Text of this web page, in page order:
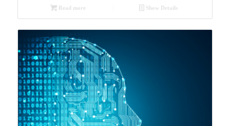
Read more Show Details